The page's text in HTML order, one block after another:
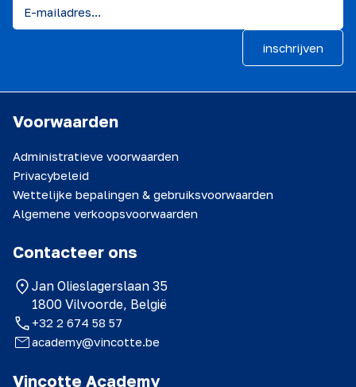
inschrijven
Vinçotte Academy
Voorwaarden
Administratieve voorwaarden
Privacybeleid
Wettelijke bepalingen & gebruiksvoorwaarden
Algemene verkoopsvoorwaarden
Contacteer ons
Jan Olieslagerslaan 35
1800 Vilvoorde, België
+32 2 674 58 57
academy@vincotte.be